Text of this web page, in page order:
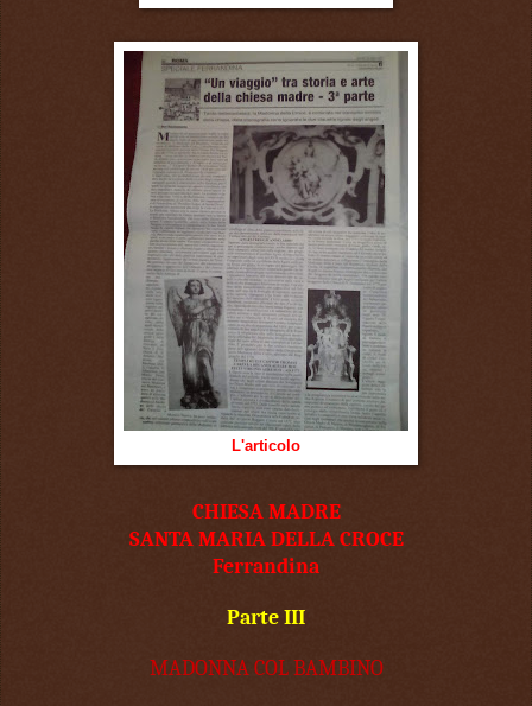
L'articolo
CHIESA MADRE
SANTA MARIA DELLA CROCE
Ferrandina
Parte III
MADONNA COL BAMBINO